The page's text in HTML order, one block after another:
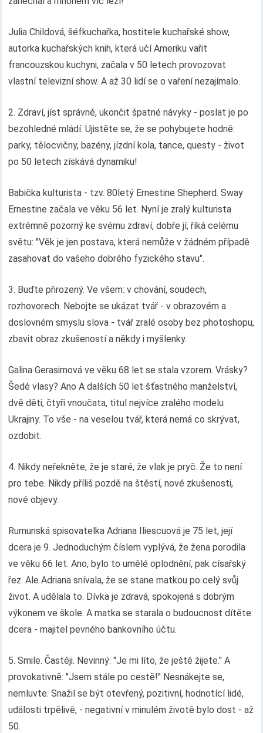
Julia Childová, šéfkuchařka, hostitele kuchařské show,
autorka kuchařských knih, která učí Ameriku vařit
francouzskou kuchyni, začala v 50 letech provozovat
vlastní televizní show. A až 30 lidí se o vaření nezajímalo.
2. Zdraví, jíst správně, ukončit špatné návyky - poslat je po
bezohledné mládí. Ujistěte se, že se pohybujete hodně:
parky, tělocvičny, bazény, jízdní kola, tance, questy - život
po 50 letech získává dynamiku!
Babička kulturista - tzv. 80letý Ernestine Shepherd. Sway
Ernestine začala ve věku 56 let. Nyní je zralý kulturista
extrémně pozorný ke svému zdraví, dobře jí, říká celému
světu: "Věk je jen postava, která nemůže v žádném případě
zasahovat do vašeho dobrého fyzického stavu".
3. Buďte přirozený. Ve všem: v chování, soudech,
rozhovorech. Nebojte se ukázat tvář - v obrazovém a
doslovném smyslu slova - tvář zralé osoby bez photoshopu,
zbavit obraz zkušeností a někdy i myšlenky.
Galina Gerasimová ve věku 68 let se stala vzorem. Vrásky?
Šedé vlasy? Ano A dalších 50 let šťastného manželství,
dvě děti, čtyři vnoučata, titul nejvíce zralého modelu
Ukrajiny. To vše - na veselou tvář, která nemá co skrývat,
ozdobit.
4. Nikdy neřekněte, že je staré, že vlak je pryč. Že to není
pro tebe. Nikdy příliš pozdě na štěstí, nové zkušenosti,
nové objevy.
Rumunská spisovatelka Adriana Iliescuová je 75 let, její
dcera je 9. Jednoduchým číslem vyplývá, že žena porodila
ve věku 66 let. Ano, bylo to umělé oplodnění, pak císařský
řez. Ale Adriana snívala, že se stane matkou po celý svůj
život. A udělala to. Dívka je zdravá, spokojená s dobrým
výkonem ve škole. A matka se starala o budoucnost dítěte:
dcera - majitel pevného bankovního účtu.
5. Smile. Častěji. Nevinný: "Je mi líto, že ještě žijete." A
provokativně: "Jsem stále po cestě!" Nesnákejte se,
nemluvte. Snažil se být otevřený, pozitivní, hodnotící lidé,
události trpělivě, - negativní v minulém životě bylo dost - až
50.